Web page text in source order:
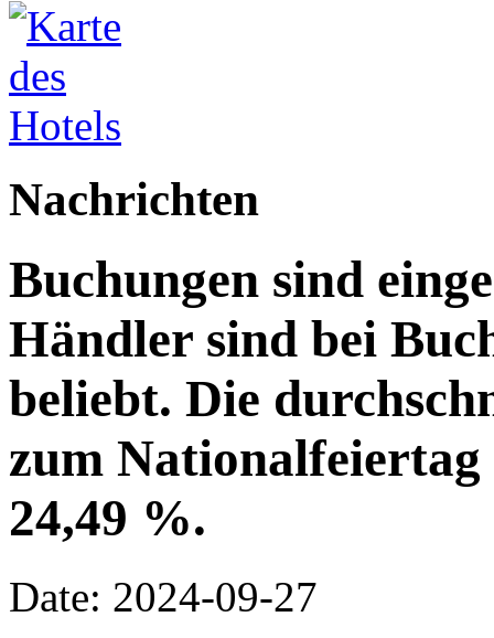
Nachrichten
Buchungen sind
Händler sind bei
beliebt. Die
zum Nationalfeiertag
24,49 %.
Date: 2024-09-27